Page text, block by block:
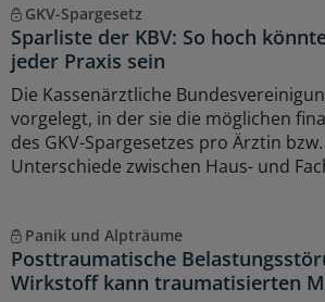
GKV-Spargesetz
Sparliste der KBV: So hoch
jeder Praxis sein
Die Kassenärztliche
vorgelegt, in der sie die möglichen
des GKV-Spargesetzes pro Ärztin
Unterschiede zwischen Haus- und
Panik und Alpträume
Posttraumatische
Wirkstoff kann traumatisierten